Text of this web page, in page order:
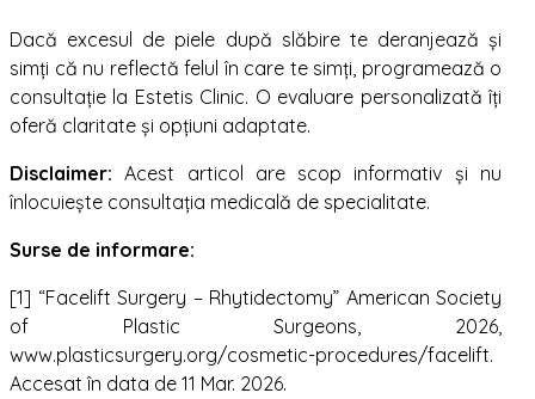
Dacă excesul de piele după slăbire te deranjează și
simți că nu reflectă felul în care te simți, programează o
consultație la Estetis Clinic. O evaluare personalizată îți
oferă claritate și opțiuni adaptate.
Disclaimer: Acest articol are scop informativ și nu
înlocuiește consultația medicală de specialitate.
Surse de informare:
[1] “Facelift Surgery – Rhytidectomy” American Society
of Plastic Surgeons, 2026,
www.plasticsurgery.org/cosmetic-procedures/facelift.
Accesat în data de 11 Mar. 2026.